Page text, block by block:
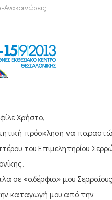
Ανακοινώσεις
Χρήστο,
πρόσκληση να
του Επιμελητηρίου
σε «αδέρφια» μου
καταγωγή μου από την